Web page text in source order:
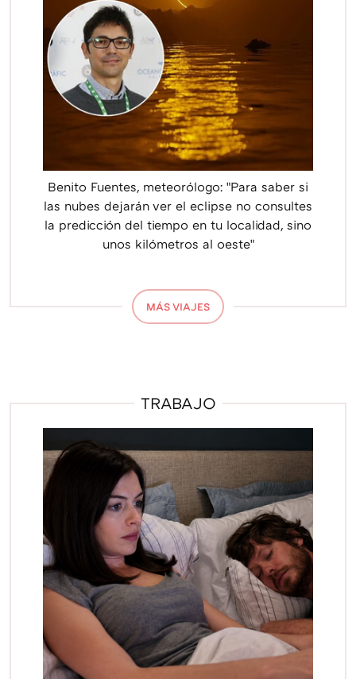
Benito Fuentes, meteorólogo: "Para saber si
las nubes dejarán ver el eclipse no consultes
la predicción del tiempo en tu localidad, sino
unos kilómetros al oeste"
MÁS VIAJES
TRABAJO